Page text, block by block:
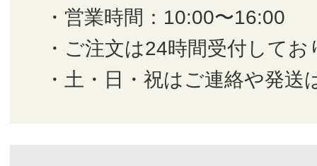
・営業時間：10:00〜16:00
・ご注文は24時間受付してお
・土・日・祝はご連絡や発送